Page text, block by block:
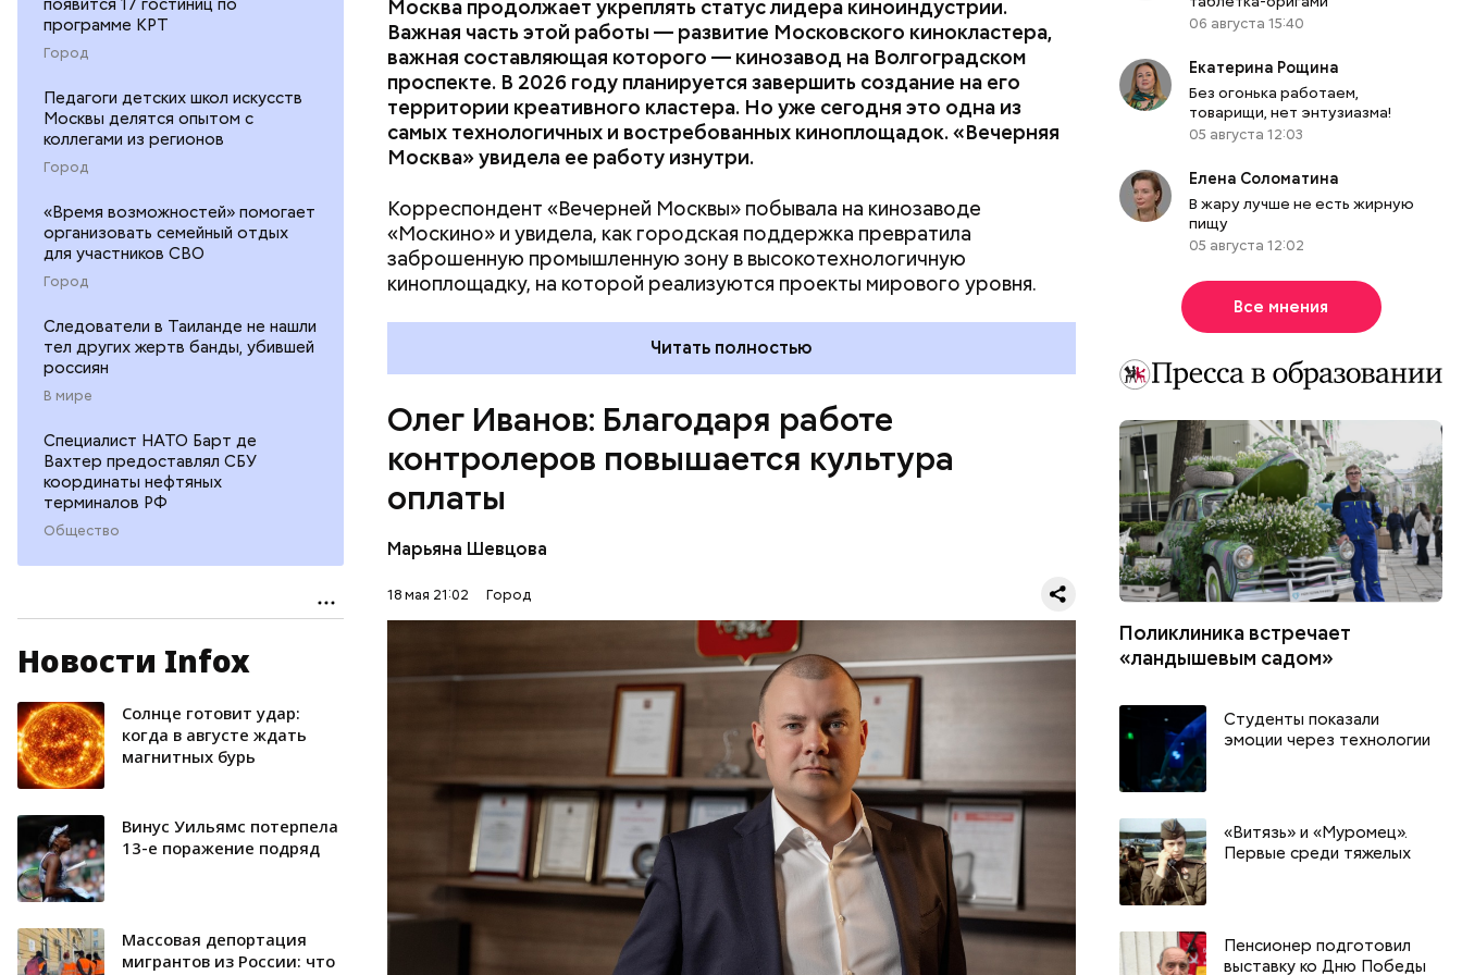
программе КРТ
Город
Педагоги детских школ искусств
Москвы делятся опытом с
коллегами из регионов
Город
«Время возможностей» помогает
организовать семейный отдых
для участников СВО
Город
Следователи в Таиланде не нашли
тел других жертв банды, убившей
россиян
В мире
Cпециалист НАТО Барт де
Вахтер предоставлял СБУ
координаты нефтяных
терминалов РФ
Общество
Новости Infox
Солнце готовит удар:
когда в августе ждать
магнитных бурь
Винус Уильямс потерпела
13-е поражение подряд
Массовая депортация
мигрантов из России: что
Москва продолжает укреплять статус лидера киноиндустрии.
Важная часть этой работы — развитие Московского кинокластера,
важная составляющая которого — кинозавод на Волгоградском
проспекте. В 2026 году планируется завершить создание на его
территории креативного кластера. Но уже сегодня это одна из
самых технологичных и востребованных киноплощадок. «Вечерняя
Москва» увидела ее работу изнутри.
Корреспондент «Вечерней Москвы» побывала на кинозаводе
«Москино» и увидела, как городская поддержка превратила
заброшенную промышленную зону в высокотехнологичную
киноплощадку, на которой реализуются проекты мирового уровня.
Читать полностью
Олег Иванов: Благодаря работе
контролеров повышается культура
оплаты
Марьяна Шевцова
18 мая 21:02 Город
— Олег Юрьевич, с чего начиналась история вашего учреждения и
каких успехов удалось достичь сегодня?
— 17 мая 2011 года мэр Москвы Сергей Собянин подписал
распоряжение Правительства Москвы, создавшее ГКУ «Организатор
перевозок» на базе существовавшего ГБУ «Московские авиационные
услуги». Тогда перед городом стояли серьезные вызовы, которые
требовали системной работы.
КАРТА «ТРОЙКА»
ИНТЕРВЬЮ
ПРОФЕССИИ
06 августа 15:40
Екатерина Рощина
Без огонька работаем,
товарищи, нет энтузиазма!
05 августа 12:03
Елена Соломатина
В жару лучше не есть жирную
пищу
05 августа 12:02
Все мнения
Поликлиника встречает
«ландышевым садом»
Студенты показали
эмоции через технологии
«Витязь» и «Муромец».
Первые среди тяжелых
Пенсионер подготовил
выставку ко Дню Победы